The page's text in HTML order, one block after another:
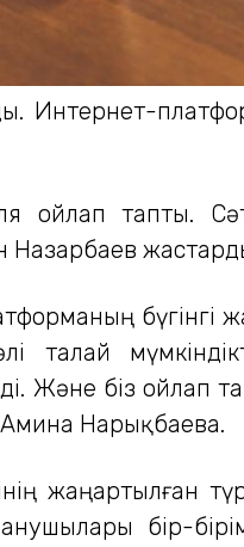
Интернет-
тапты.
бүгінгі
талай
Және біз ойлап
Амина Нарықбаева.
жаңартылған
бір-